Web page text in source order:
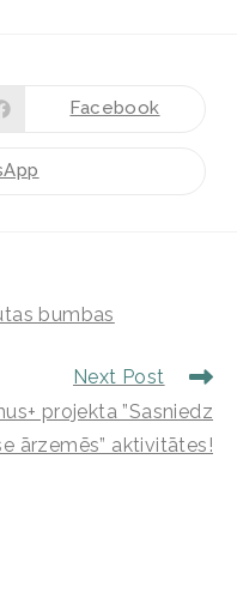
Facebook
bumbas
Next Post
projekta ”Sasniedz
ārzemēs” aktivitātes!